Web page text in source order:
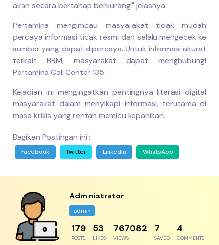
akan secara bertahap berkurang," jelasnya.
Pertamina mengimbau masyarakat tidak mudah
percaya informasi tidak resmi dan selalu mengecek ke
sumber yang dapat dipercaya. Untuk informasi akurat
terkait BBM, masyarakat dapat menghubungi
Pertamina Call Center 135.
Kejadian ini mengingatkan pentingnya literasi digital
masyarakat dalam menyikapi informasi, terutama di
masa krisis yang rentan memicu kepanikan.
Bagikan Postingan ini :
Facebook Twitter LinkedIn WhatsApp
Administrator
admin
204
POSTS
61
LIKES
876665
VIEWS
8
SAVED
5
COMMENTS